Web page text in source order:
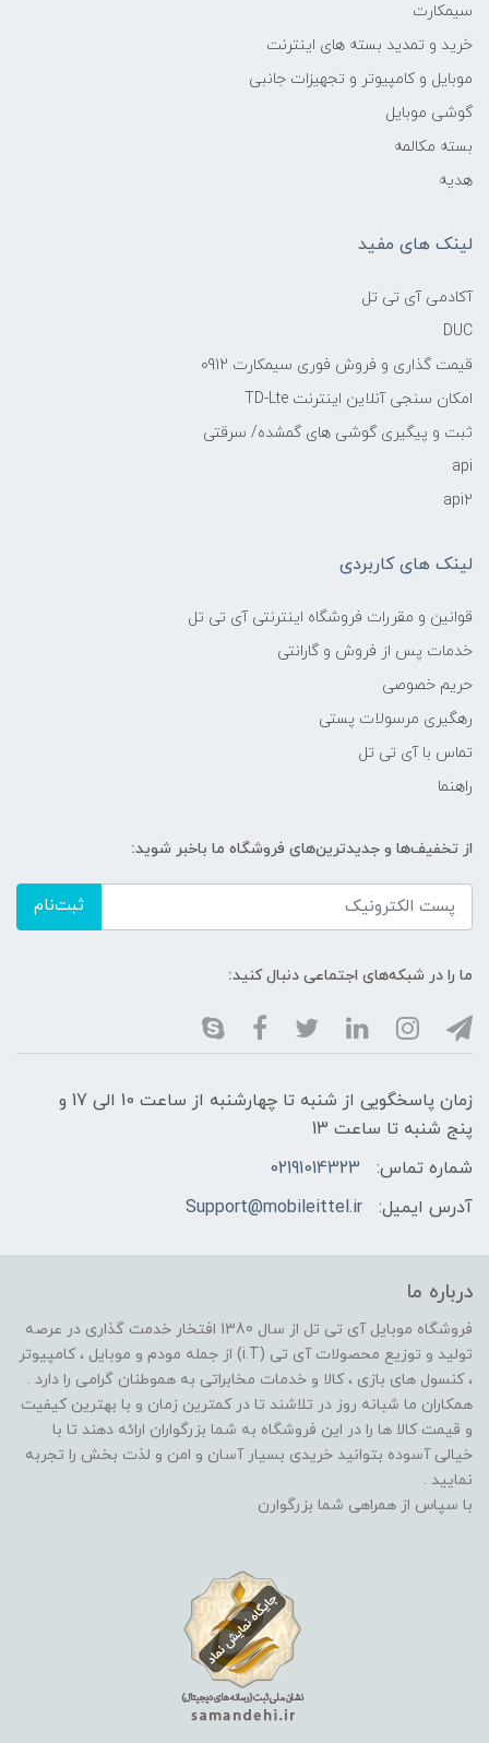
سیمکارت
خرید و تمدید بسته های اینترنت
موبایل و کامپیوتر و تجهیزات جانبی
گوشی موبایل
بسته مکالمه
هدیه
لینک های مفید
آکادمی آی تی تل
DUC
قیمت گذاری و فروش فوری سیمکارت 0912
امکان سنجی آنلاین اینترنت TD-Lte
ثبت و پیگیری گوشی های گمشده/ سرقتی
api
api2
لینک های کاربردی
قوانین و مقررات فروشگاه اینترنتی آی تی تل
خدمات پس از فروش و گارانتی
حریم خصوصی
رهگیری مرسولات پستی
تماس با آی تی تل
راهنما
از تخفیف‌ها و جدیدترین‌های فروشگاه ما باخبر شوید:
ثبت‌نام
ما را در شبکه‌های اجتماعی دنبال کنید:
زمان پاسخگویی از شنبه تا چهارشنبه از ساعت 10 الی 17 و
پنج شنبه تا ساعت 13
شماره تماس:
02191014323
آدرس ایمیل:
Support@mobileittel.ir
درباره ما
فروشگاه موبایل آی تی تل از سال 1380 افتخار خدمت گذاری در عرصه
تولید و توزیع محصولات آی تی (i.T) از جمله مودم و موبایل ، کامپیوتر
، کنسول های بازی ، کالا و خدمات مخابراتی به هموطنان گرامی را دارد .
همکاران ما شبانه روز در تلاشند تا در کمترین زمان و با بهترین کیفیت
و قیمت کالا ها را در این فروشگاه به شما بزرگواران ارائه دهند تا با
خیالی آسوده بتوانید خریدی بسیار آسان و امن و لذت بخش را تجربه
نمایید .
با سپاس از همراهی شما بزرگوارن